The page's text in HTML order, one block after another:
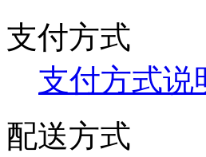
支付方式
支付方式说
配送方式